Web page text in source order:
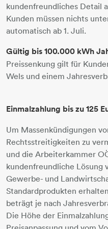
kundenfreundliches Detail
Kunden müssen nichts
automatisch ab 1. Juli.
Gültig bis 100.000 kWh
Preissenkung gilt für
Wels und einem
Einmalzahlung bis zu 125
Um Massenkündigungen
Rechtsstreitigkeiten zu
und die Arbeiterkammer
kundenfreundliche Lösung
Gewerbe- und
Standardprodukten
beträgt je nach
Die Höhe der